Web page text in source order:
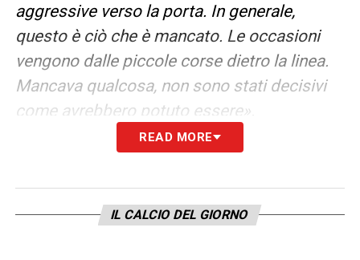
aggressive verso la porta. In generale,
questo è ciò che è mancato. Le occasioni
vengono dalle piccole corse dietro la linea.
Mancava qualcosa, non sono stati decisivi
come avrebbero potuto essere».
READ MORE
IL CALCIO DEL GIORNO